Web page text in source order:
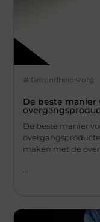
Gezondheidszorg
De beste manier
De beste manier
maken met de